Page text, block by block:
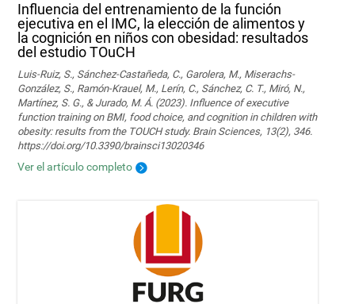
Influencia del entrenamiento de la función
ejecutiva en el IMC, la elección de alimentos y
la cognición en niños con obesidad: resultados
del estudio TOuCH
Luis-Ruiz, S., Sánchez-Castañeda, C., Garolera, M., Miserachs-
González, S., Ramón-Krauel, M., Lerín, C., Sánchez, C. T., Miró, N.,
Martí­nez, S. G., & Jurado, M. Á. (2023). Influence of executive
function training on BMI, food choice, and cognition in children with
obesity: results from the TOUCH study. Brain Sciences, 13(2), 346.
https://doi.org/10.3390/brainsci13020346
Ver el artículo completo